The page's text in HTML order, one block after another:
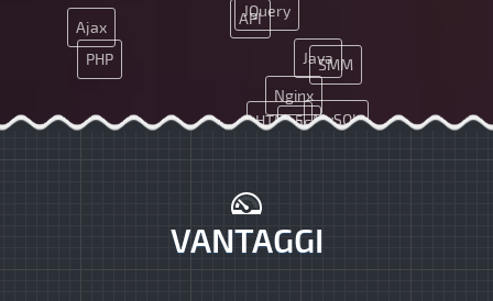
MySQL
HTML5
Nginx
SMM
Java
CSS
Ajax
PHP
JQuery
API
VANTAGGI